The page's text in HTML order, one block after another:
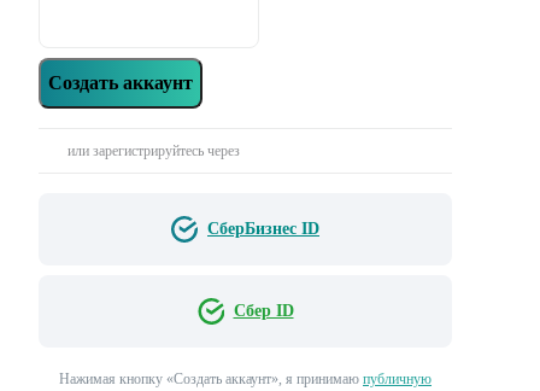
Создать аккаунт
или зарегистрируйтесь через
СберБизнес ID
Сбер ID
Нажимая кнопку «‎Создать аккаунт»‎, я принимаю публичную